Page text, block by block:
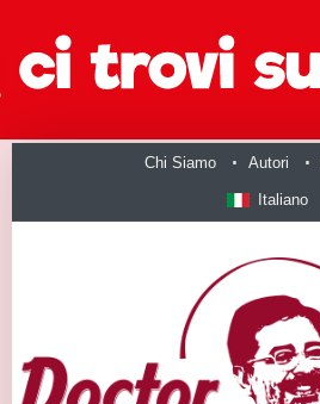
Chi Siamo Autori
Italiano